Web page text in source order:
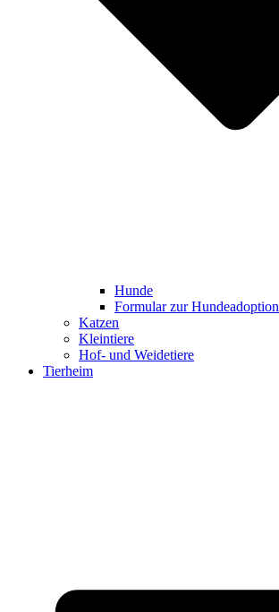
Hunde
Formular zur Hundeadoption
Katzen
Kleintiere
Hof- und Weidetiere
Tierheim